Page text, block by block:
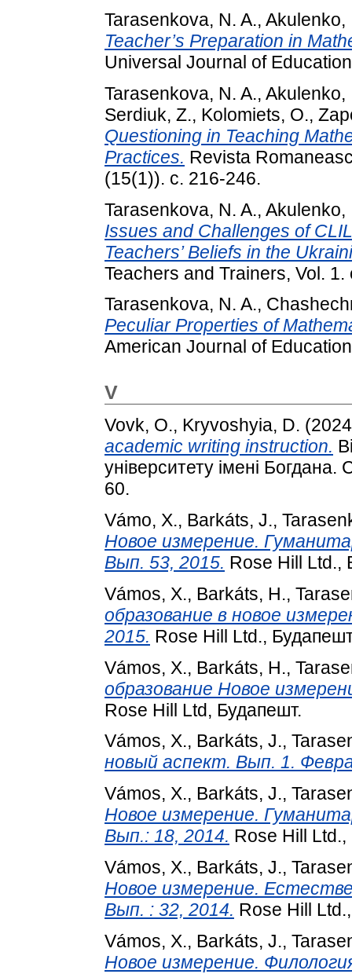
Tarasenkova, N. A., Akulenko,
Teacher’s Preparation in
Universal Journal of
Tarasenkova, N. A., Akulenko,
Serdiuk, Z., Kolomiets, O.,
Questioning in Teaching
Practices. Revista
(15(1)). с. 216-246.
Tarasenkova, N. A., Akulenko,
Issues and Challenges of
Teachers’ Beliefs in the
Teachers and Trainers, Vol. 1.
Tarasenkova, N. A.,
Peculiar Properties of
American Journal of
V
Vovk, O., Kryvoshyia, D.
academic writing instruction.
університету імені
60.
Vámo, X., Barkáts, J.,
Новое измерение.
Вып. 53, 2015. Rose Hill Ltd.,
Vámos, X., Barkáts, H.,
образование в новое
2015. Rose Hill Ltd.,
Vámos, X., Barkáts, H.,
образование Новое
Rose Hill Ltd, Будапешт.
Vámos, X., Barkáts, J.,
новый аспект. Вып. 1.
Vámos, X., Barkáts, J.,
Новое измерение.
Вып.: 18, 2014. Rose Hill Ltd.,
Vámos, X., Barkáts, J.,
Новое измерение.
Вып. : 32, 2014. Rose Hill
Vámos, X., Barkáts, J.,
Новое измерение.